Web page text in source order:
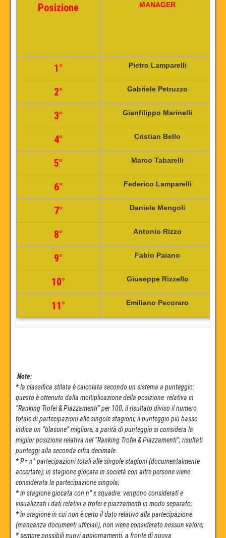
Posizione MANAGER
1° Pietro Lamparelli
2° Gabriele Petruzzo
3° Gianfilippo Marinelli
4° Cristian Bello
5° Marco Tabarelli
6° Federico Lamparelli
7° Daniele Mengoli
8° Antonio Rizzo
9° Fabio Paiano
10° Giuseppe Rizzello
11° Emiliano Pecoraro
Note:
*la classifica stilata è calcolata secondo un sistema a punteggio:
questo è ottenuto dalla moltiplicazione della posizione relativa in
“Ranking Trofei & Piazzamenti” per 100, il risultato diviso il numero
totale di partecipazioni alle singole stagioni; il punteggio più basso
indica un “blasone” migliore; a parità di punteggio si considera la
miglior posizione relativa nel “Ranking Trofei & Piazzamenti”; risultati
punteggi alla seconda cifra decimale.
*P= n° partecipazioni totali alle singole stagioni (documentalmente
accertate); in stagione giocata in società con altre persone viene
considerata la partecipazione singola;
*in stagione giocata con n° x squadre: vengono considerati e
visualizzati i dati relativi a trofei e piazzamenti in modo separato;
*in stagione in cui non è certo il dato relativo alla partecipazione
(mancanza documenti ufficiali), non viene considerato nessun valore;
*sempre possibili nuovi aggiornamenti, a fronte di nuova